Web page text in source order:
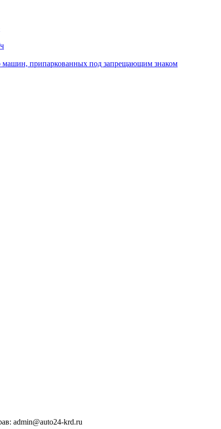
машин, припаркованных под запрещающим знаком
admin@auto24-krd.ru